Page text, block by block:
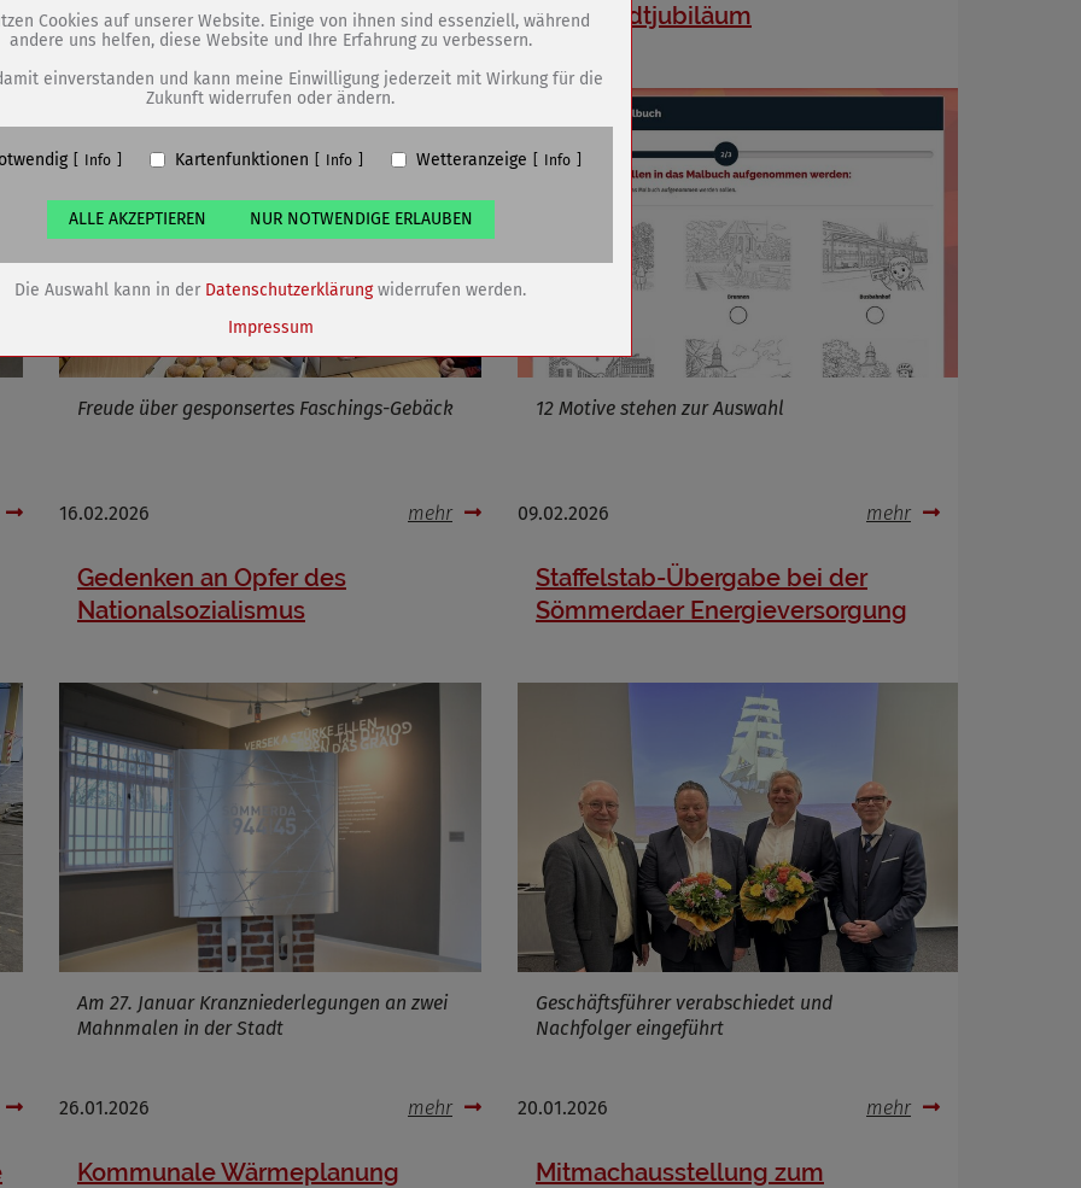
die Kitas
Freude über gesponsertes Faschings-Gebäck
16.02.2026 mehr
zum Stadtjubiläum
12 Motive stehen zur Auswahl
09.02.2026 mehr
Gedenken an Opfer des
Nationalsozialismus
Am 27. Januar Kranzniederlegungen an zwei
Mahnmalen in der Stadt
26.01.2026 mehr
Staffelstab-Übergabe bei der
Sömmerdaer Energieversorgung
Geschäftsführer verabschiedet und
Nachfolger eingeführt
20.01.2026 mehr
Kommunale Wärmeplanung
Mitmachausstellung zum
PHP Session Cookie
Eigentümer dieser Website (Wenko-Wenselaar GmbH & Co. KG)
Absicherung Kontaktformular / SPAM Schutz
PHPSESSID, fe_typo_user
undefined
Cookiespeicherung Entscheidungscookie
Cookies.
Marketing/Tracking
Cookies die bei der Verwendung von OpenWeatherAPI gesetzt werden
Infos schließen
Cookies auf unserer Website. Einige von ihnen sind essenziell, während
andere uns helfen, diese Website und Ihre Erfahrung zu verbessern.
einverstanden und kann meine Einwilligung jederzeit mit Wirkung für die
Zukunft widerrufen oder ändern.
Info Kartenfunktionen Info Wetteranzeige Info
ALLE AKZEPTIEREN NUR NOTWENDIGE ERLAUBEN
Die Auswahl kann in der Datenschutzerklärungwiderrufen werden.
Impressum